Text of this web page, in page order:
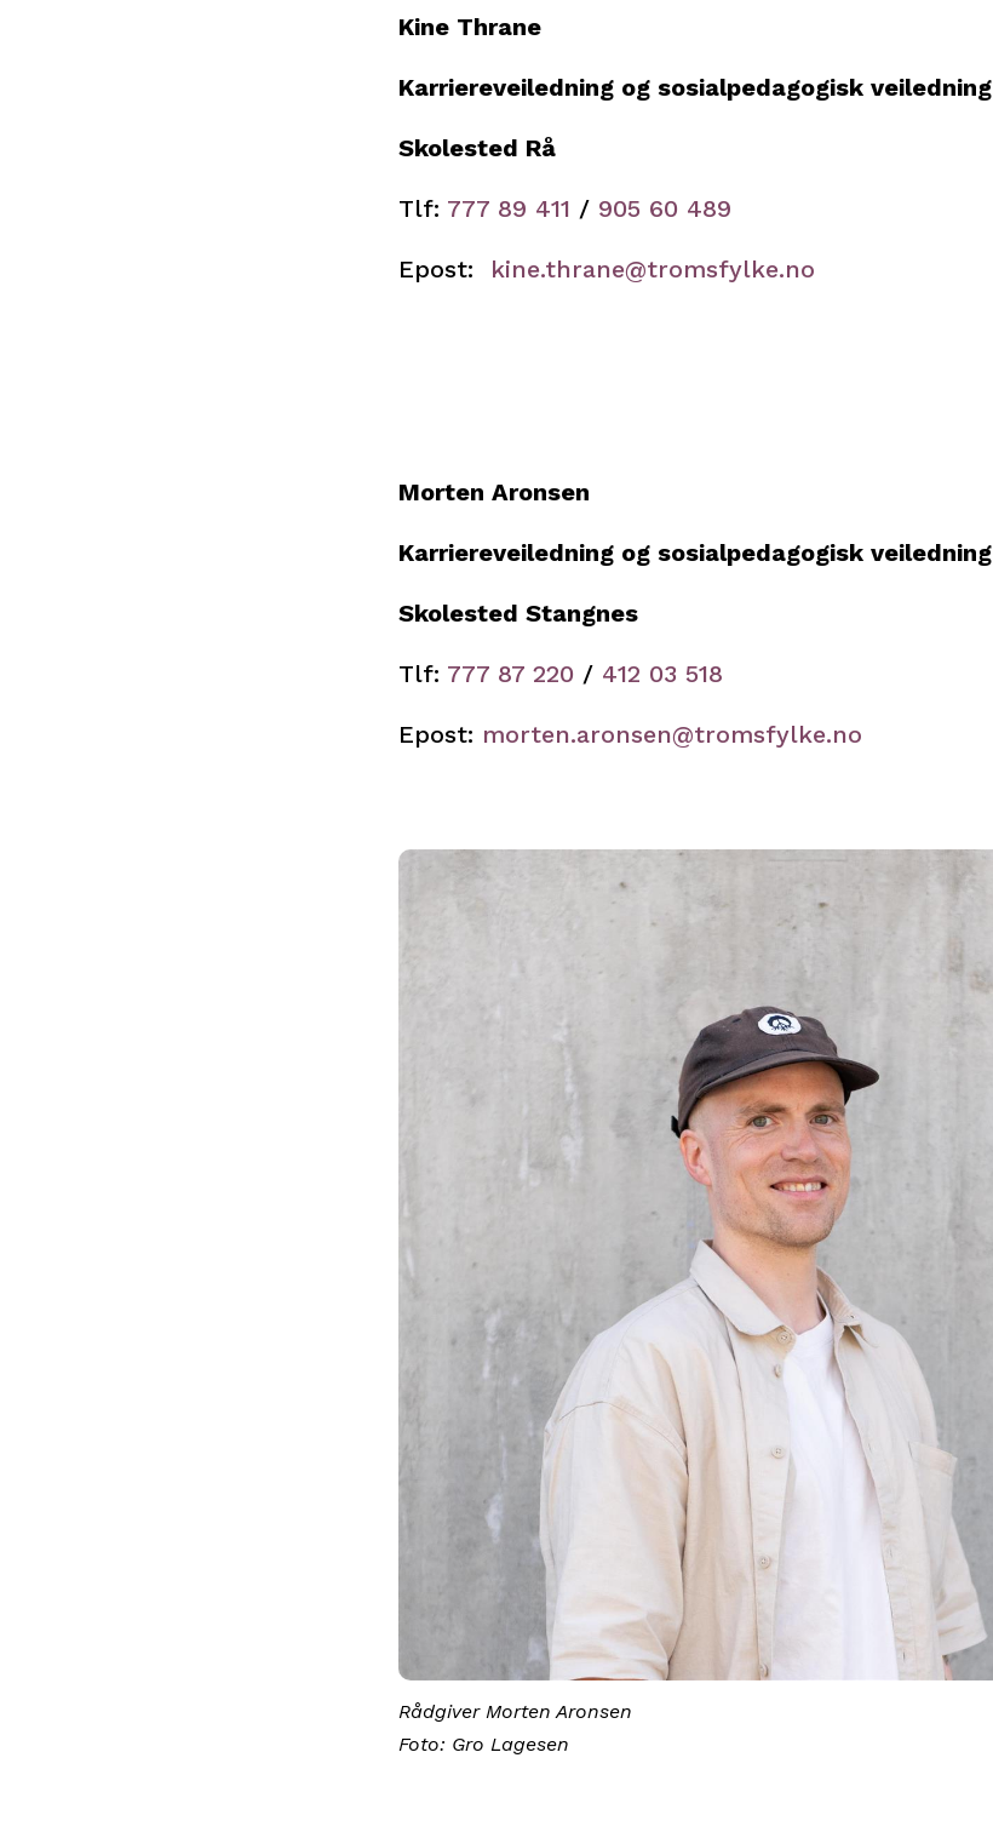
Kine Thrane
Karriereveiledning og sosialpedagogisk veiledning
Skolested Rå
Tlf: 777 89 411 / 905 60 489
Epost: kine.thrane@tromsfylke.no
Morten Aronsen
Karriereveiledning og sosialpedagogisk veiledning
Skolested Stangnes
Tlf: 777 87 220 / 412 03 518
Epost: morten.aronsen@tromsfylke.no
Rådgiver Morten Aronsen
Gro Lagesen